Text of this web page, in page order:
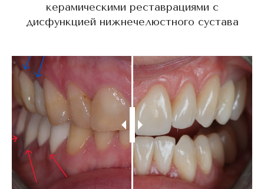
керамическими реставрациями с
дисфункцией нижнечелюстного сустава